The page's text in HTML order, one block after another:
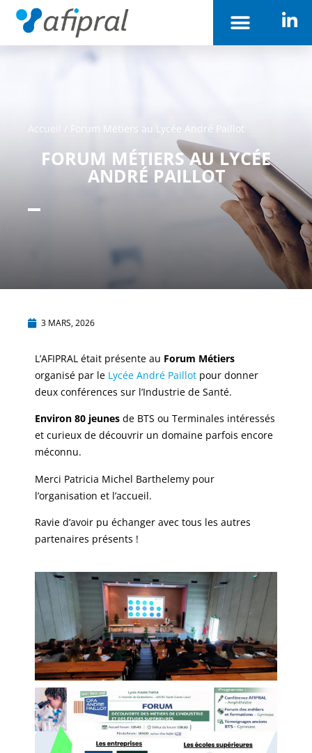
Accueil / Forum Métiers au Lycée André Paillot
FORUM MÉTIERS AU LYCÉE
ANDRÉ PAILLOT
3 MARS, 2026
L’AFIPRAL était présente au Forum Métiers
organisé par le Lycée André Paillot pour donner
deux conférences sur l’Industrie de Santé.
Environ 80 jeunes de BTS ou Terminales intéressés
et curieux de découvrir un domaine parfois encore
méconnu.
Merci Patricia Michel Barthelemy pour
l’organisation et l’accueil.
Ravie d’avoir pu échanger avec tous les autres
partenaires présents !